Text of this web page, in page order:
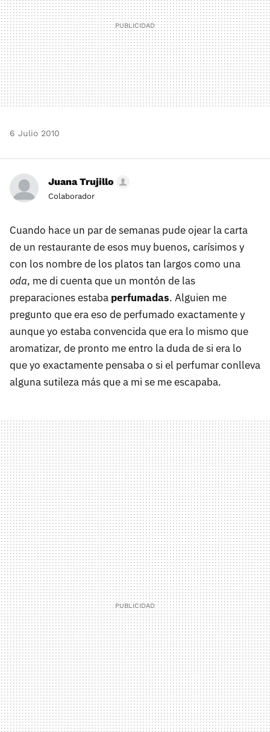
6 Julio 2010
Juana Trujillo
Colaborador
Cuando hace un par de semanas pude ojear la carta
de un restaurante de esos muy buenos, carísimos y
con los nombre de los platos tan largos como una
oda, me di cuenta que un montón de las
preparaciones estaba perfumadas. Alguien me
pregunto que era eso de perfumado exactamente y
aunque yo estaba convencida que era lo mismo que
aromatizar, de pronto me entro la duda de si era lo
que yo exactamente pensaba o si el perfumar conlleva
alguna sutileza más que a mi se me escapaba.